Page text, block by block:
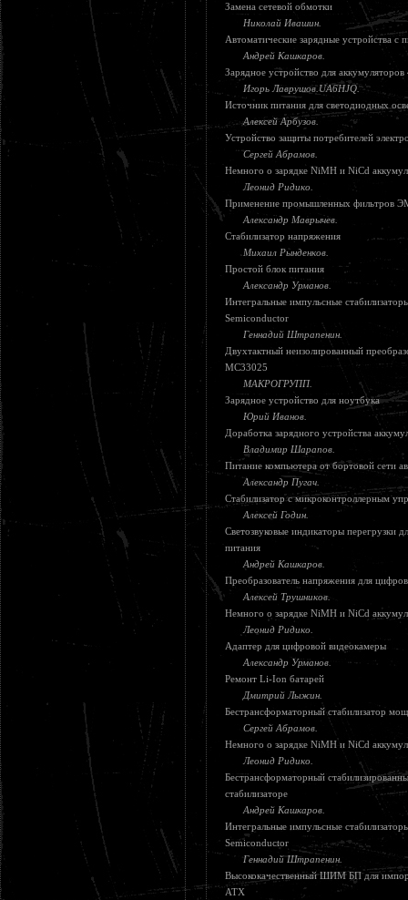
Замена сетевой обмотки
Николай Ивашин.
Автоматические зарядные устройства с
Андрей Кашкаров.
Зарядное устройство для
Игорь Лаврушов.UA6HJQ.
Источник питания для светодиодных
Алексей Арбузов.
Устройство защиты потребителей
Сергей Абрамов.
Немного о зарядке NiMH и NiCd
Леонид Ридико.
Применение промышленных фильтров
Александр Маврычев.
Стабилизатор напряжения
Михаил Рынденков.
Простой блок питания
Александр Урманов.
Интегральные импульсные
Semiconductor
Геннадий Штрапенин.
Двухтактный неизолированный
МС33025
МАКРОГРУПП.
Зарядное устройство для ноутбука
Юрий Иванов.
Доработка зарядного устройства
Владимир Шарапов.
Питание компьютера от бортовой сети
Александр Пугач.
Стабилизатор с микроконтроллерным
Алексей Годин.
Светозвуковые индикаторы перегрузки
питания
Андрей Кашкаров.
Преобразователь напряжения для
Алексей Трушников.
Немного о зарядке NiMH и NiCd
Леонид Ридико.
Адаптер для цифровой видеокамеры
Александр Урманов.
Ремонт Li-Ion батарей
Дмитрий Лыжин.
Бестрансформаторный стабилизатор
Сергей Абрамов.
Немного о зарядке NiMH и NiCd
Леонид Ридико.
Бестрансформаторный
стабилизаторе
Андрей Кашкаров.
Интегральные импульсные
Semiconductor
Геннадий Штрапенин.
Высококачественный ШИМ БП для
АТХ